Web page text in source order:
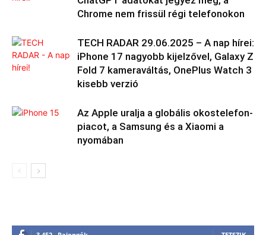
Chrome nem frissül régi telefonokon
TECH RADAR 29.06.2025 – A nap hírei:
iPhone 17 nagyobb kijelzővel, Galaxy Z
Fold 7 kameraváltás, OnePlus Watch 3
kisebb verzió
Az Apple uralja a globális okostelefon-
piacot, a Samsung és a Xiaomi a
nyomában